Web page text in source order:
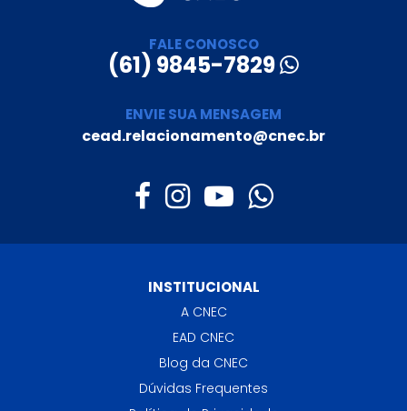
FALE CONOSCO
(61) 9845-7829
ENVIE SUA MENSAGEM
cead.relacionamento@cnec.br
INSTITUCIONAL
A CNEC
EAD CNEC
Blog da CNEC
Dúvidas Frequentes